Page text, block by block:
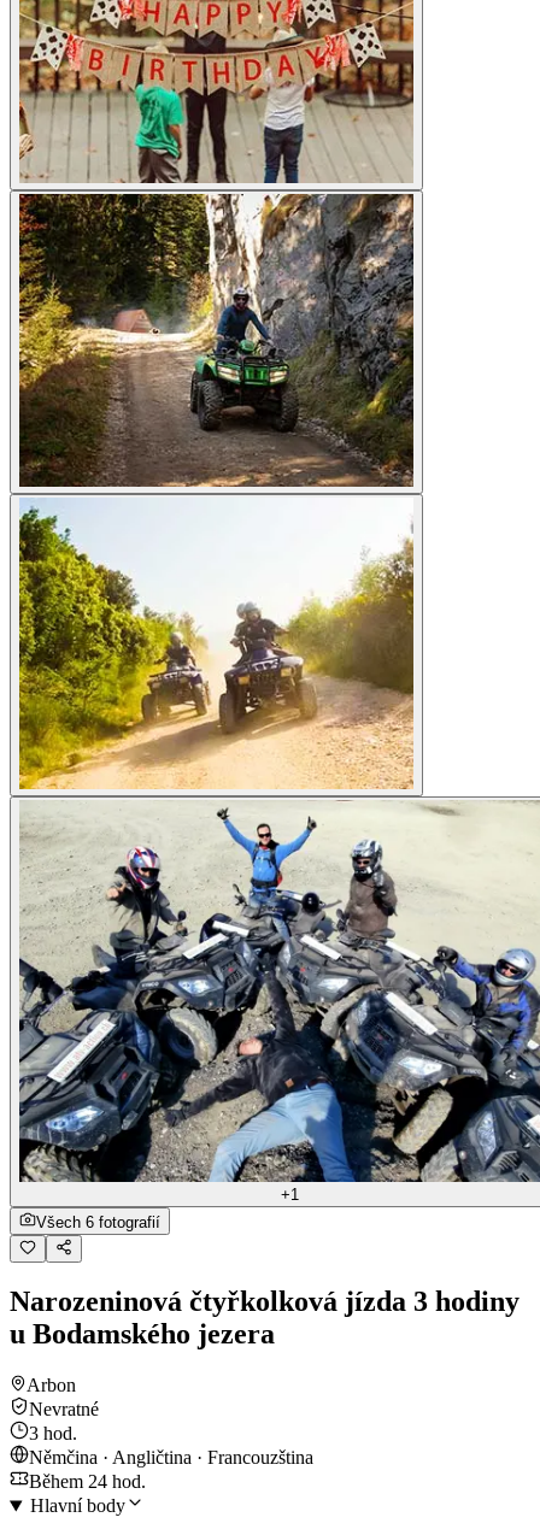
+1
Všech 6 fotografií
Narozeninová čtyřkolková jízda 3 hodiny
u Bodamského jezera
Arbon
Nevratné
3 hod.
Němčina · Angličtina · Francouzština
Během 24 hod.
Hlavní body